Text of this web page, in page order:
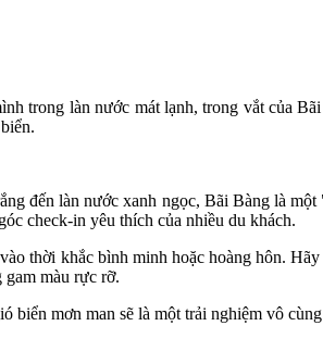
trong làn nước mát lạnh, trong vắt của
đến làn nước xanh ngọc, Bãi Bàng là
check-in yêu thích của nhiều du khách.
thời khắc bình minh hoặc hoàng hôn.
màu rực rỡ.
biển mơn man sẽ là một trải nghiệm vô